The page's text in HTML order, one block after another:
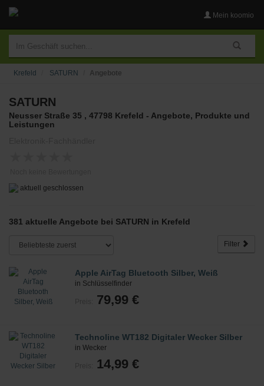
Mein koomio
Krefeld SATURN Angebote
SATURN
Neusser Straße 35 , 47798 Krefeld - Angebote, Produkte und
Leistungen
aktuell geschlossen
381 aktuelle Angebote bei SATURN in Krefeld
Filter
Apple AirTag Bluetooth Silber, Weiß
in Schlüsselfinder
79,99 €
Technoline WT182 Digitaler Wecker Silber
in Wecker
14,99 €